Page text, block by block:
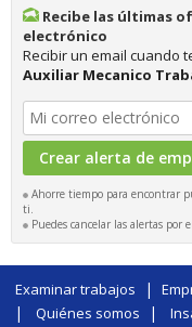
Recibe las últimas
electrónico
Recibir un email cuando
Auxiliar Mecanico
Ahorre tiempo para encontrar
ti.
Puedes cancelar las alertas por
Examinar trabajos |
| Quiénes somos |